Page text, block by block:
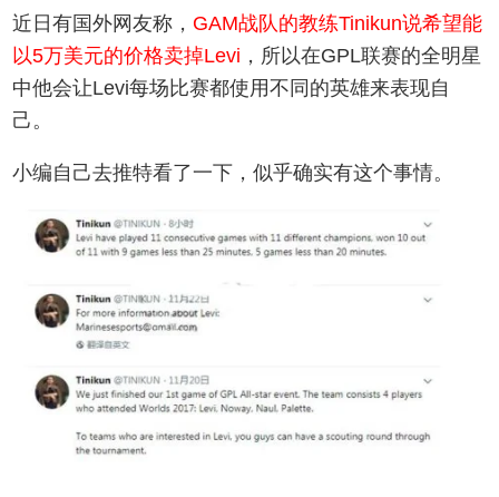
近日有国外网友称， GAM战队的教练Tinikun说希望能
以5万美元的价格卖掉Levi ，所以在GPL联赛的全明星
中他会让Levi每场比赛都使用不同的英雄来表现自
己。
小编自己去推特看了一下，似乎确实有这个事情。